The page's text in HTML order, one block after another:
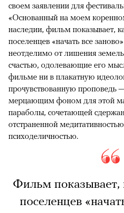
своем заявлении для
«Основанный на моем
наследии, фильм показывает,
поселенцев «начать все
неотделимо от лишения
счастью, одолевающие его
фильме ни в плакатную
прочувствованную проповедь
мерцающим фоном для этой
параболы, сочетающей
отстраненной
психоделичностью.
Фильм показывает,
поселенцев